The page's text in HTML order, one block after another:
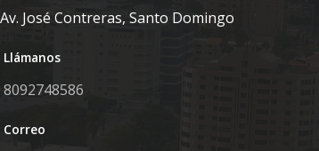
Av. José Contreras, Santo Domingo
Llámanos
8092748586
Correo